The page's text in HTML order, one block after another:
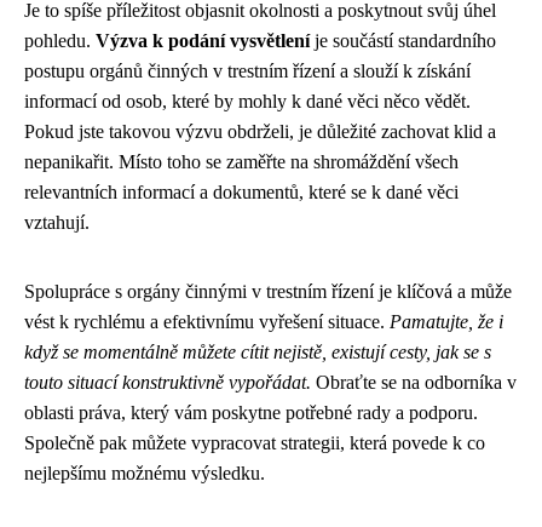
Je to spíše příležitost objasnit okolnosti a poskytnout svůj úhel
pohledu. Výzva k podání vysvětleníje součástí standardního
postupu orgánů činných v trestním řízení a slouží k získání
informací od osob, které by mohly k dané věci něco vědět.
Pokud jste takovou výzvu obdrželi, je důležité zachovat klid a
nepanikařit. Místo toho se zaměřte na shromáždění všech
relevantních informací a dokumentů, které se k dané věci
vztahují.
Spolupráce s orgány činnými v trestním řízení je klíčová a může
vést k rychlému a efektivnímu vyřešení situace. Pamatujte, že i
když se momentálně můžete cítit nejistě, existují cesty, jak se s
touto situací konstruktivně vypořádat. Obraťte se na odborníka v
oblasti práva, který vám poskytne potřebné rady a podporu.
Společně pak můžete vypracovat strategii, která povede k co
nejlepšímu možnému výsledku.